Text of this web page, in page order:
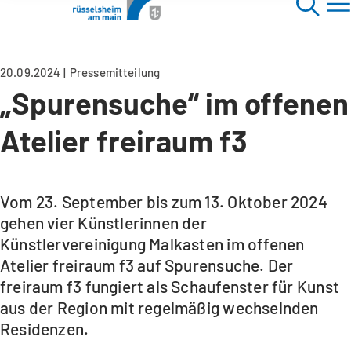
20.09.2024 Pressemitteilung
„Spurensuche“ im offenen
Atelier freiraum f3
Vom 23. September bis zum 13. Oktober 2024
gehen vier Künstlerinnen der
Künstlervereinigung Malkasten im offenen
Atelier freiraum f3 auf Spurensuche. Der
freiraum f3 fungiert als Schaufenster für Kunst
aus der Region mit regelmäßig wechselnden
Residenzen.